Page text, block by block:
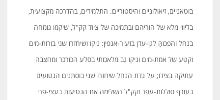
בוטאניים, זיאולוגיים והיסטוריים. התלמידים, בהדרכה מקצועית,
בליווי מלא של הוריהם ובתמיכה של ציוד קק"ל, שיקמו גומחה
בנחל והפכוהָּ לגן-עדן בזעיר-אנפין: ניקו ושיחזרו שני בורות-מים
וקטע של אמת-מים וניקו גֵב מלאכותי בסלע הכורכר ומחצבה
עתיקה בצידו; על גדת הנחל שיחזרו שני בוסתנים הנטועים
בעורף סוללות-עפר וקק"ל השלימה את הנטיעות בעצי-פרי